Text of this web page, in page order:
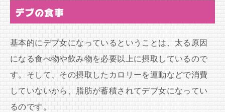
デブの食事
基本的にデブ女になっているということは、太る原因
になる食べ物や飲み物を必要以上に摂取しているので
す。そして、その摂取したカロリーを運動などで消費
していないから、脂肪が蓄積されてデブ女になってい
るのです。